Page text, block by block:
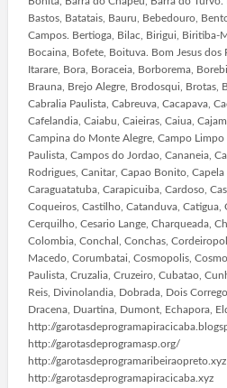
Bastos, Batatais, Bauru, Bebedouro,
Campos. Bertioga, Bilac, Birigui, Biritiba-
Bocaina, Bofete, Boituva. Bom Jesus dos
Itarare, Bora, Boraceia, Borborema,
Brauna, Brejo Alegre, Brodosqui, Brotas,
Cabralia Paulista, Cabreuva, Cacapava,
Cafelandia, Caiabu, Caieiras, Caiua,
Campina do Monte Alegre, Campo Limpo
Paulista, Campos do Jordao, Cananeia,
Rodrigues, Canitar, Capao Bonito, Capela
Caraguatatuba, Carapicuiba, Cardoso,
Coqueiros, Castilho, Catanduva, Catigua,
Cerquilho, Cesario Lange, Charqueada,
Colombia, Conchal, Conchas,
Macedo, Corumbatai, Cosmopolis,
Paulista, Cruzalia, Cruzeiro, Cubatao,
Reis, Divinolandia, Dobrada, Dois
Dracena, Duartina, Dumont, Echapora,
http://
http://garotasdeprogramasp.org/
http://garotasdeprogramaribeiraopreto.xyz
http://garotasdeprogramapiracicaba.xyz